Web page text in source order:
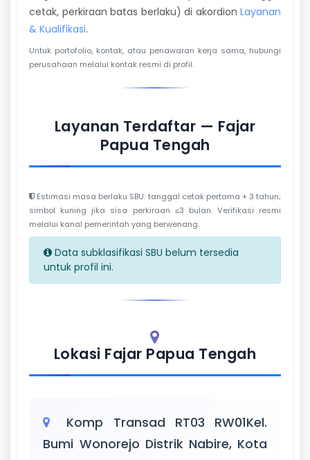
cetak, perkiraan batas berlaku) di akordion Layanan
& Kualifikasi.
Untuk portofolio, kontak, atau penawaran kerja sama, hubungi
perusahaan melalui kontak resmi di profil.
Layanan Terdaftar — Fajar
Papua Tengah
Estimasi masa berlaku SBU: tanggal cetak pertama + 3 tahun;
simbol kuning jika sisa perkiraan ≤3 bulan. Verifikasi resmi
melalui kanal pemerintah yang berwenang.
Data subklasifikasi SBU belum tersedia
untuk profil ini.
Lokasi Fajar Papua Tengah
Komp Transad RT03 RW01Kel.
Bumi Wonorejo Distrik Nabire, Kota